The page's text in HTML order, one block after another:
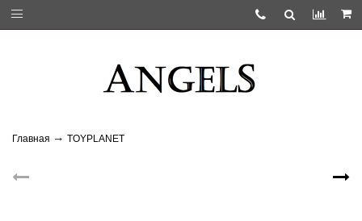
Главная TOYPLANET